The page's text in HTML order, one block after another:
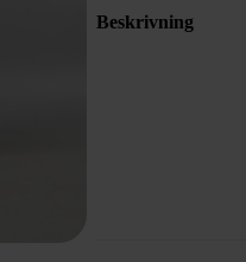
Beskrivning